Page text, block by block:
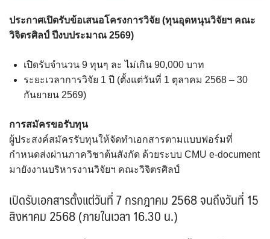
วารสารวิจิตรศิลป์ ได้เผยแพร่บทความทางด้านศิลปกรรม ในระบบ
วารสารวิจิตรศิลป์ออนไลน์ (ThaiJO)
หน่วยบริหารงานวิจัย
หน่วยวิเทศสัมพันธ์
มิถุนายน 2569)
โครงการแลกเปลี่ยนนักศึกษา
ประกาศเปิดรับข้อเสนอโครงการวิจัย (ทุนอุดหนุนวิจัยฯ คณะ
วิจิตรศิลป์ ปีงบประมาณ 2569)
เปิดรับจำนวน 9 ทุนๆ ละ ไม่เกิน 90,000 บาท
ระยะเวลาการวิจัย 1 ปี (ตั้งแต่วันที่ 1 ตุลาคม 2568 – 30
กันยายน 2569)
การสมัครขอรับทุน
ผู้ประสงค์สมัครรับทุนให้จัดทำเอกสารตามแบบฟอร์มที่
กำหนดส่งผ่านภาควิชาต้นสังกัด ด้วยระบบ CMU e-document
มายังงานบริหารงานวิจัยฯ คณะวิจิตรศิลป์
เปิดรับเอกสารตั้งแต่วันที่ 7 กรกฎาคม 2568 จนถึงวันที่ 15
สิงหาคม 2568 (ภายในเวลา 16.30 น.)